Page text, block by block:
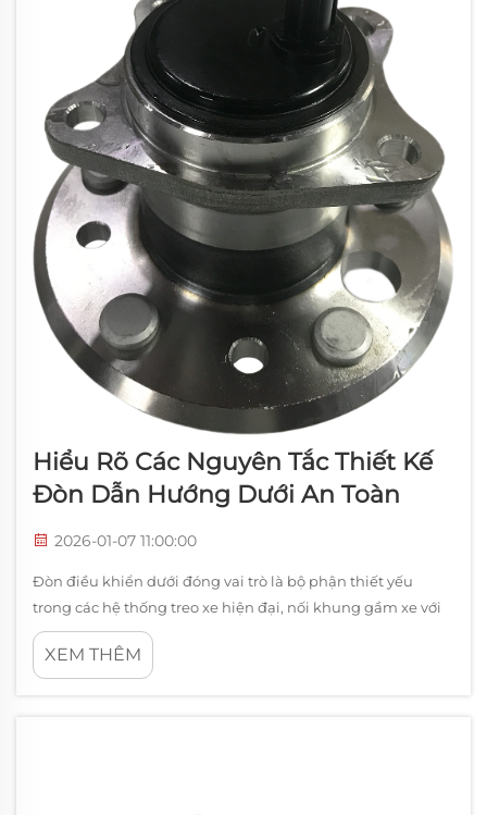
Hiểu Rõ Các Nguyên Tắc Thiết Kế
Đòn Dẫn Hướng Dưới An Toàn
2026-01-07 11:00:00
Đòn điều khiển dưới đóng vai trò là bộ phận thiết yếu
trong các hệ thống treo xe hiện đại, nối khung gầm xe với
cụm moay-ơ bánh xe. Bộ phận then chốt này giúp duy trì
độ chụm bánh xe chính xác, hấp thụ các tác động từ mặt
XEM THÊM